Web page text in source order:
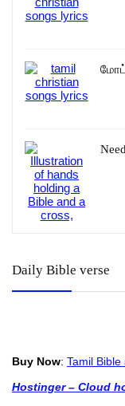
Daily Bible verse
Buy Now: Tamil
Hostinger – Cloud